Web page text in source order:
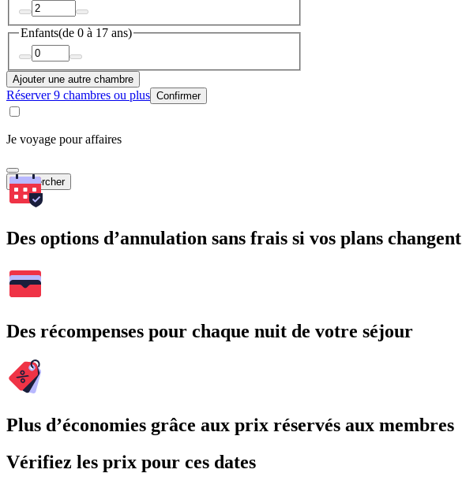
Enfants(de 0 à 17 ans)
Ajouter une autre chambre
Réserver 9 chambres ou plus Confirmer
Je voyage pour affaires
Rechercher
Des options d’annulation sans frais si vos plans changent
Des récompenses pour chaque nuit de votre séjour
Plus d’économies grâce aux prix réservés aux membres
Vérifiez les prix pour ces dates